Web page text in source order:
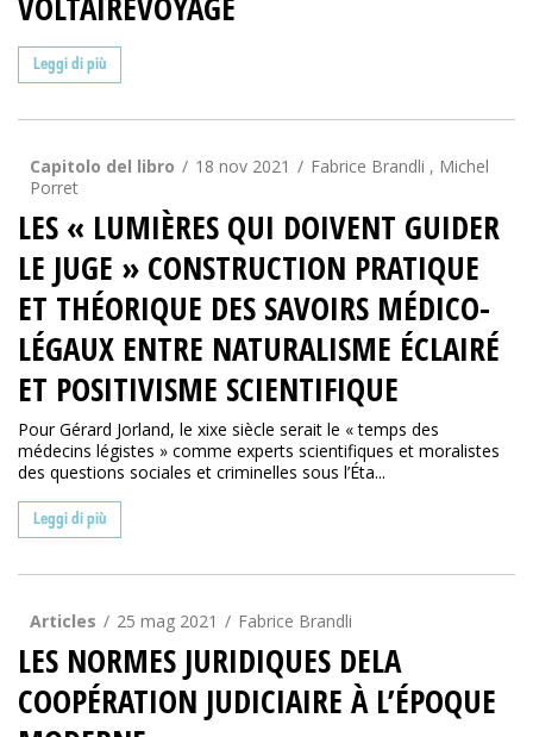
Leggi di più
Capitolo del libro 18 nov 2021
Fabrice Brandli , Michel
Porret
LES « LUMIÈRES QUI DOIVENT GUIDER
LE JUGE » CONSTRUCTION PRATIQUE
ET THÉORIQUE DES SAVOIRS MÉDICO-
LÉGAUX ENTRE NATURALISME ÉCLAIRÉ
ET POSITIVISME SCIENTIFIQUE
Pour Gérard Jorland, le xixe siècle serait le « temps des
médecins légistes » comme experts scientifiques et moralistes
des questions sociales et criminelles sous l’Éta...
Leggi di più
Articles 25 mag 2021 Fabrice Brandli
LES NORMES JURIDIQUES DELA
COOPÉRATION JUDICIAIRE À L’ÉPOQUE